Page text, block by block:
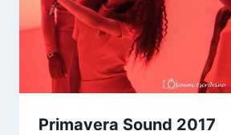
Primavera Sound 2017